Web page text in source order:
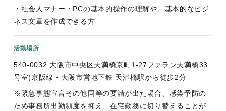
・社会人マナー・PCの基本的操作の理解や、基本的なビジ
ネス文章を作成できる方
活動場所
540-0032 大阪市中央区天満橋京町1-27ファラン天満橋33
号室(京阪線・大阪市営地下鉄 天満橋駅から徒歩2分
※緊急事態宣言その他同等の要請が出た場合、感染予防の
ため事務所出勤頻度を抑え、在宅勤務に切り替えることが